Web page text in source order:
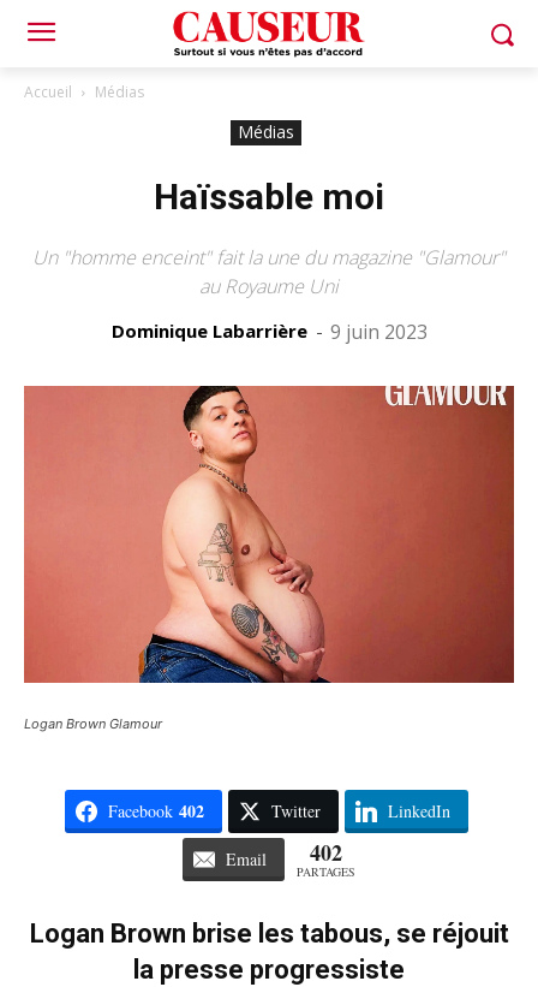
Accueil Médias
Médias
Haïssable moi
Un "homme enceint" fait la une du magazine "Glamour"
au Royaume Uni
Dominique Labarrière - 9 juin 2023
Logan Brown Glamour
Facebook 402 Twitter LinkedIn
Email 402
PARTAGES
Logan Brown brise les tabous, se réjouit
la presse progressiste